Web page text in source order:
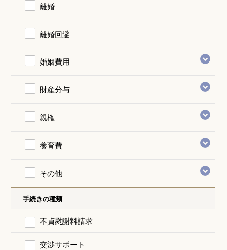
離婚
離婚回避
婚姻費用
財産分与
親権
養育費
その他
手続きの種類
不貞慰謝料請求
交渉サポート